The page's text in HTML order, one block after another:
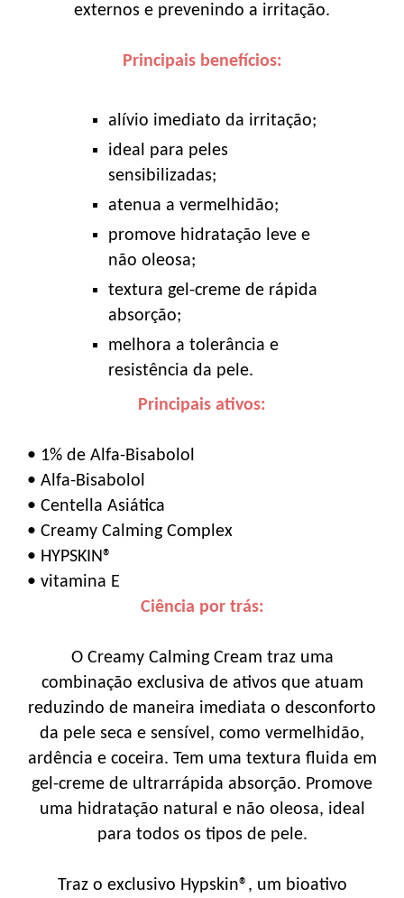
externos e prevenindo a irritação.
Principais benefícios:
alívio imediato da irritação;
ideal para peles
sensibilizadas;
atenua a vermelhidão;
promove hidratação leve e
não oleosa;
textura gel-creme de rápida
absorção;
melhora a tolerância e
resistência da pele.
Principais ativos:
• 1% de Alfa-Bisabolol
• Alfa-Bisabolol
• Centella Asiática
• Creamy Calming Complex
• HYPSKIN®
• vitamina E
Ciência por trás:
O Creamy Calming Cream traz uma
combinação exclusiva de ativos que atuam
reduzindo de maneira imediata o desconforto
da pele seca e sensível, como vermelhidão,
ardência e coceira. Tem uma textura fluida em
gel-creme de ultrarrápida absorção. Promove
uma hidratação natural e não oleosa, ideal
para todos os tipos de pele.
Traz o exclusivo Hypskin®, um bioativo